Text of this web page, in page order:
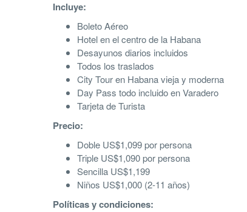
Incluye:
Boleto Aéreo
Hotel en el centro de la Habana
Desayunos diarios incluidos
Todos los traslados
City Tour en Habana vieja y moderna
Day Pass todo incluido en Varadero
Tarjeta de Turista
Precio:
Doble US$1,099 por persona
Triple US$1,090 por persona
Sencilla US$1,199
Niños US$1,000 (2-11 años)
Políticas y condiciones: